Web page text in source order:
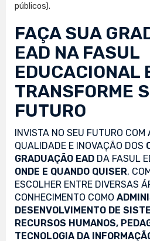
públicos).
FAÇA SUA
EAD NA FASUL
EDUCACIONAL
TRANSFORME
FUTURO
INVISTA NO SEU FUTURO COM
QUALIDADE E INOVAÇÃO DOS
GRADUAÇÃO EAD DA FASUL
ONDE E QUANDO QUISER,
ESCOLHER ENTRE DIVERSAS
CONHECIMENTO COMO
DESENVOLVIMENTO DE
RECURSOS HUMANOS,
TECNOLOGIA DA